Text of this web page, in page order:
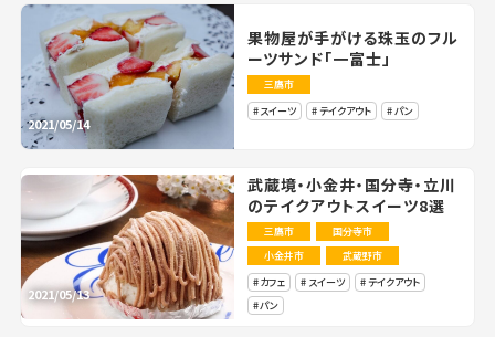
2021/05/14
果物屋が手がける珠玉のフル
ーツサンド「一富士」
三鷹市
スイーツ
テイクアウト パン
2021/05/13
武蔵境・小金井・国分寺・立川
のテイクアウトスイーツ8選
三鷹市
国分寺市
小金井市
武蔵野市
カフェ
スイーツ
テイクアウト
パン